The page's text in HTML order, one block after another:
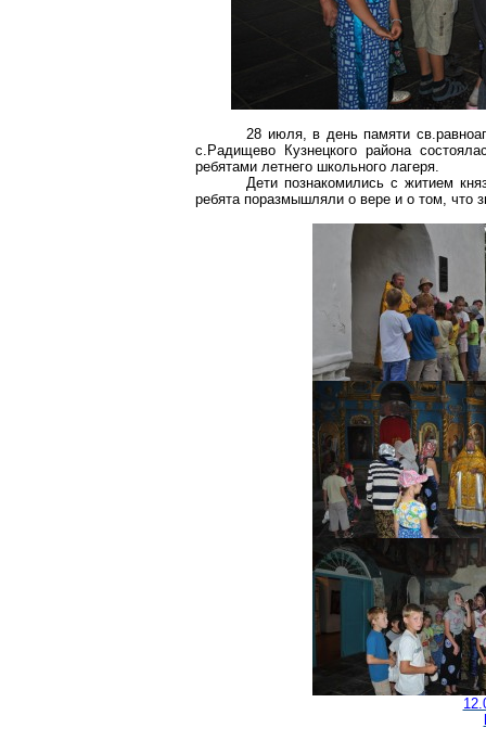
28 июля, в день памяти
с.Радищево Кузнецкого района
ребятами летнего школьного лагеря.
Дети познакомились с житием
ребята поразмышляли о вере и о том, что